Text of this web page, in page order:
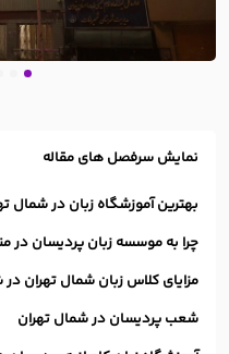
نمایش سرفصل های مقاله
بهترین آموزشگاه زبان در شمال
چرا به موسسه زبان پردیسان در
مزایای کلاس زبان شمال تهران
شعب پردیسان در شمال تهران